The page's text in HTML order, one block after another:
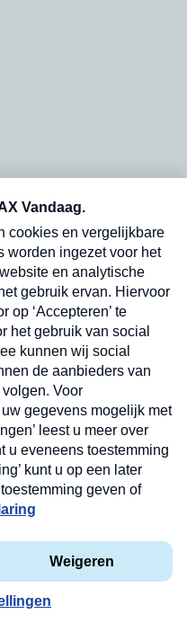
dinsdagochtend in
Verzend
MAX
op onze
in uw